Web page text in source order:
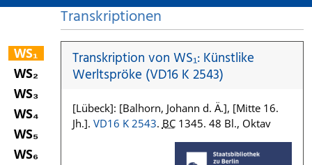
WS₁
WS₂
WS₃
WS₄
WS₅
WS₆
Transkriptionen
Transkription von WS₁: Künstlike
Werltspröke (VD16 K 2543)
[Lübeck]: [Balhorn, Johann d. Ä.], [Mitte 16.
Jh.]. VD16 K 2543. BC1345. 48 Bl., Oktav